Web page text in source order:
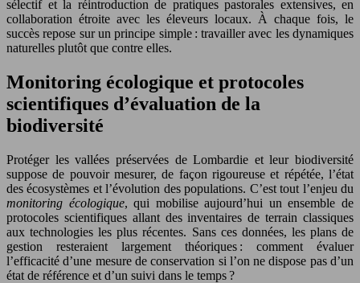
sélectif et la réintroduction de pratiques pastorales extensives, en
collaboration étroite avec les éleveurs locaux. À chaque fois, le
succès repose sur un principe simple : travailler avec les dynamiques
naturelles plutôt que contre elles.
Monitoring écologique et protocoles
scientifiques d’évaluation de la
biodiversité
Protéger les vallées préservées de Lombardie et leur biodiversité
suppose de pouvoir mesurer, de façon rigoureuse et répétée, l’état
des écosystèmes et l’évolution des populations. C’est tout l’enjeu du
monitoring écologique, qui mobilise aujourd’hui un ensemble de
protocoles scientifiques allant des inventaires de terrain classiques
aux technologies les plus récentes. Sans ces données, les plans de
gestion resteraient largement théoriques : comment évaluer
l’efficacité d’une mesure de conservation si l’on ne dispose pas d’un
état de référence et d’un suivi dans le temps ?